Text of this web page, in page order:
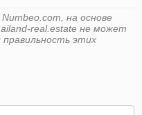
на основе
real.estate не может
этих